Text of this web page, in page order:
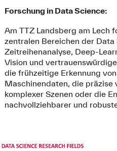
Forschung in Data Science:
Am TTZ Landsberg am Lech
zentralen Bereichen der
Zeitreihenanalyse, Deep-
Vision und
die frühzeitige Erkennung
Maschinendaten, die präzise
komplexer Szenen oder die
nachvollziehbarer und